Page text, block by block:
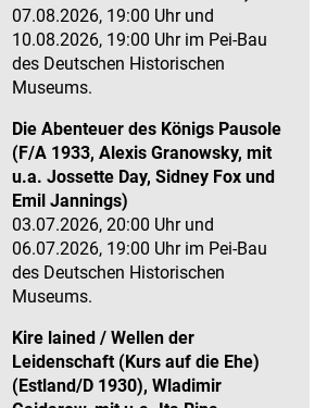
07.08.2026, 19:00 Uhr und
10.08.2026, 19:00 Uhr im Pei-Bau
des Deutschen Historischen
Museums.
Die Abenteuer des Königs Pausole
(F/A 1933, Alexis Granowsky, mit
u.a. Jossette Day, Sidney Fox und
Emil Jannings)
03.07.2026, 20:00 Uhr und
06.07.2026, 19:00 Uhr im Pei-Bau
des Deutschen Historischen
Museums.
Kire lained / Wellen der
Leidenschaft (Kurs auf die Ehe)
(Estland/D 1930), Wladimir